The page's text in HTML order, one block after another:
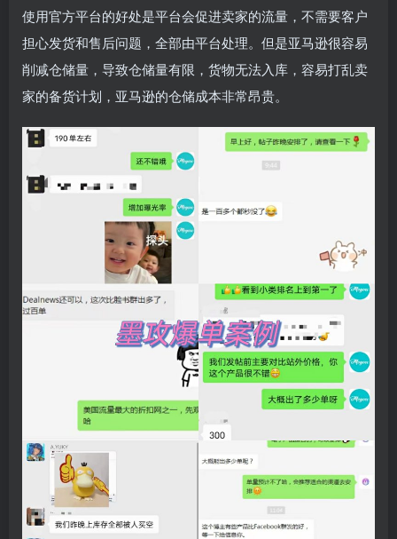
使用官方平台的好处是平台会促进卖家的流量，不需要客户
担心发货和售后问题，全部由平台处理。但是亚马逊很容易
削减仓储量，导致仓储量有限，货物无法入库，容易打乱卖
家的备货计划，亚马逊的仓储成本非常昂贵。